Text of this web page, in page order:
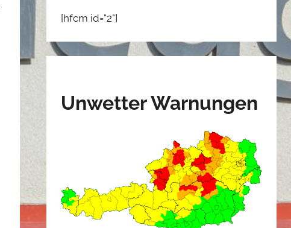
[hfcm id="2"]
Unwetter Warnungen